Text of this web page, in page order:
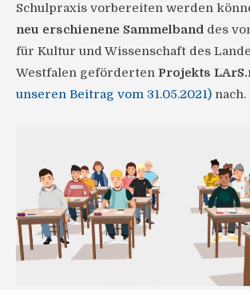
Schulpraxis vorbereiten werden
neu erschienene Sammelband des
für Kultur und Wissenschaft des
Westfalen geförderten Projekts
unseren Beitrag vom 31.05.2021) nach.